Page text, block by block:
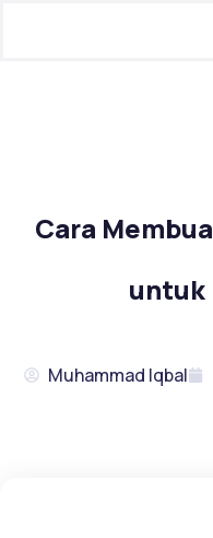
Cara
untuk
Muhammad Iqbal